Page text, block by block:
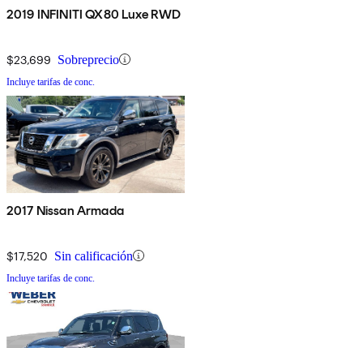
2019 INFINITI QX80 Luxe RWD
$23,699 Sobreprecio
Incluye tarifas de conc.
2017 Nissan Armada
$17,520 Sin calificación
Incluye tarifas de conc.